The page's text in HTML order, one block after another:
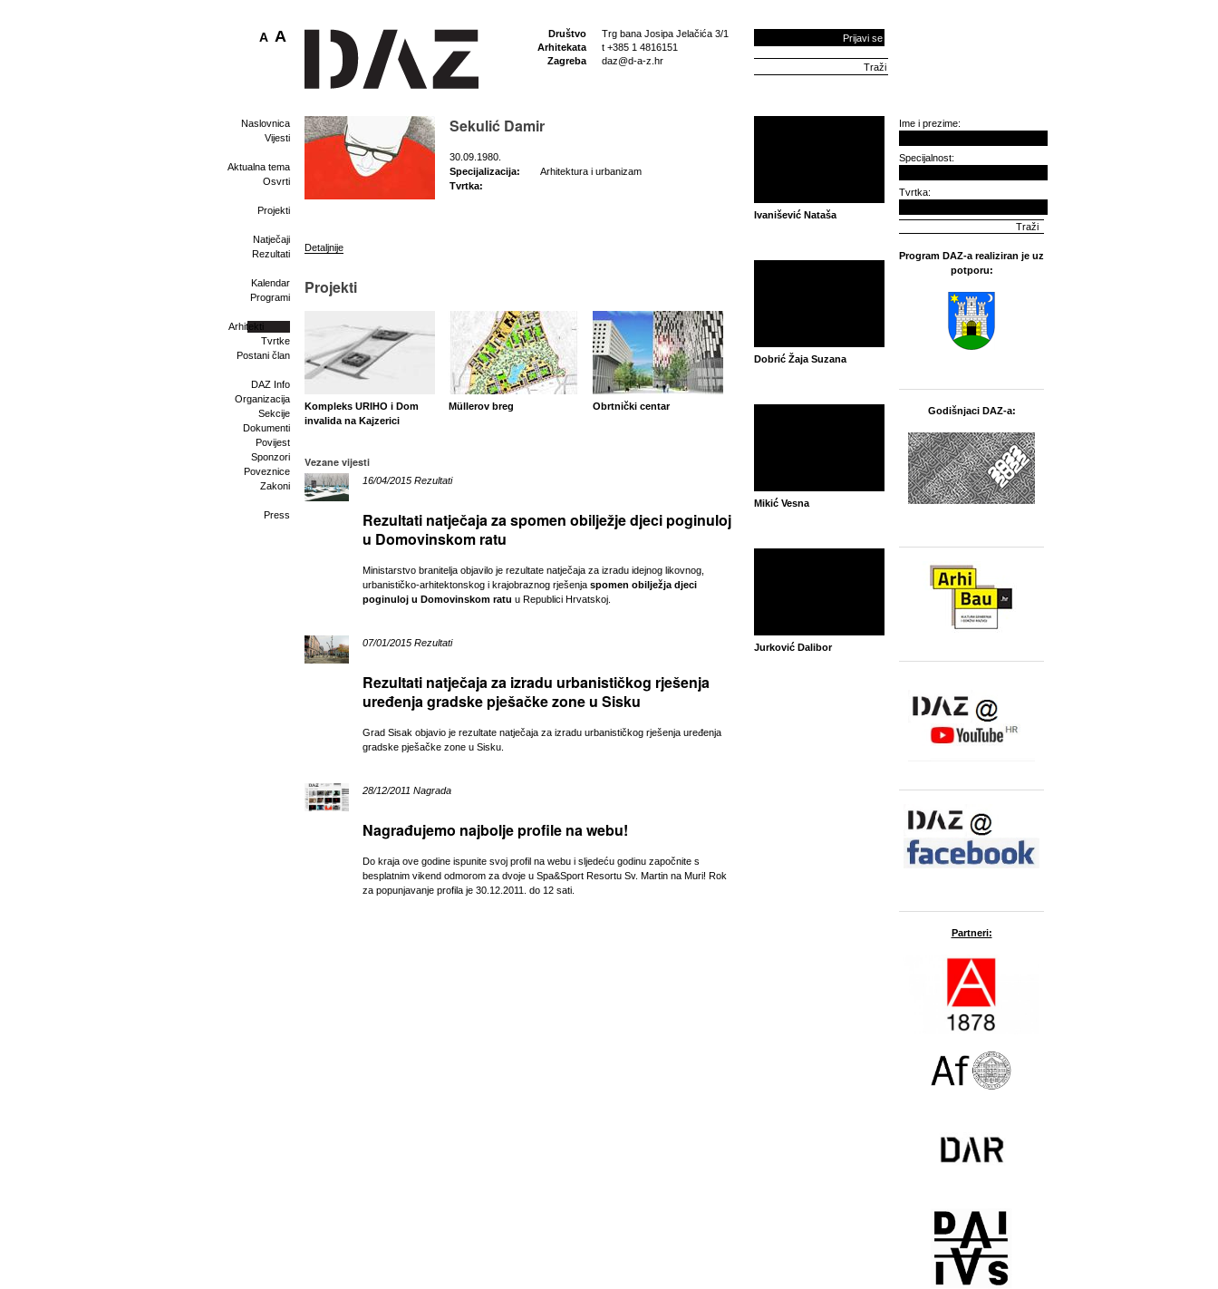
Društvo
Arhitekata
Zagreba
Trg bana Josipa Jelačića 3/1
t +385 1 4816151
daz@d-a-z.hr
Prijavi se
A A
Naslovnica
Vijesti
Aktualna tema
Osvrti
Projekti
Natječaji
Rezultati
Kalendar
Programi
Arhitekti
Tvrtke
Postani član
DAZ Info
Organizacija
Sekcije
Dokumenti
Povijest
Sponzori
Poveznice
Zakoni
Press
Sekulić Damir
30.09.1980.
Specijalizacija:
Arhitektura i urbanizam
Tvrtka:
Detaljnije
Projekti
Kompleks URIHO i Dom
invalida na Kajzerici
Müllerov breg Obrtnički centar
Vezane vijesti
16/04/2015 Rezultati
Rezultati natječaja za spomen obilježje djeci poginuloj
u Domovinskom ratu
Ministarstvo branitelja objavilo je rezultate natječaja za izradu idejnog likovnog,
urbanističko-arhitektonskog i krajobraznog rješenja spomen obilježja djeci
poginuloj u Domovinskom ratu u Republici Hrvatskoj.
07/01/2015 Rezultati
Rezultati natječaja za izradu urbanističkog rješenja
uređenja gradske pješačke zone u Sisku
Grad Sisak objavio je rezultate natječaja za izradu urbanističkog rješenja uređenja
gradske pješačke zone u Sisku.
28/12/2011 Nagrada
Nagrađujemo najbolje profile na webu!
Do kraja ove godine ispunite svoj profil na webu i sljedeću godinu započnite s
besplatnim vikend odmorom za dvoje u Spa&Sport Resortu Sv. Martin na Muri! Rok
za popunjavanje profila je 30.12.2011. do 12 sati.
Ivanišević Nataša
Dobrić Žaja Suzana
Mikić Vesna
Jurković Dalibor
Ime i prezime:
Specijalnost:
Tvrtka:
Program DAZ-a realiziran je uz
potporu:
Godišnjaci DAZ-a:
Partneri: